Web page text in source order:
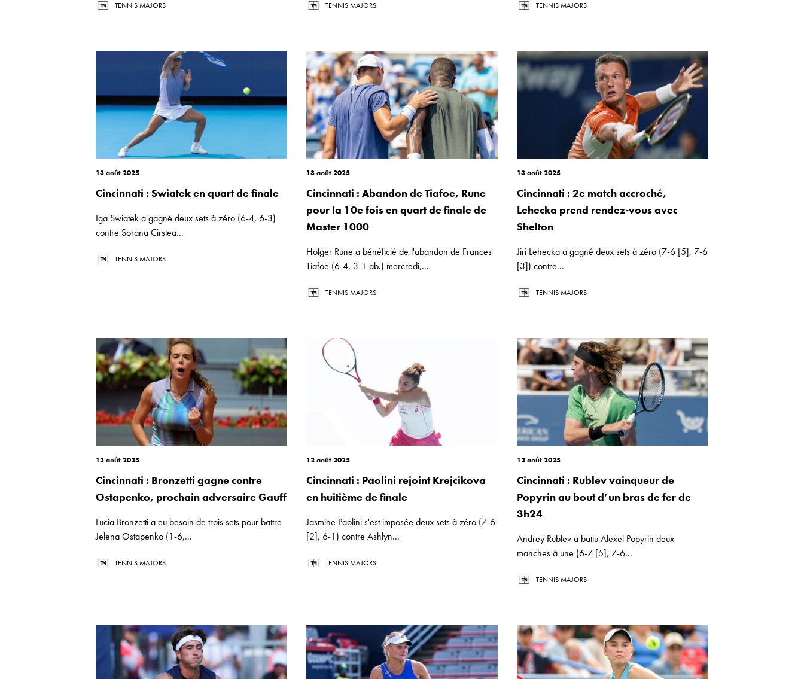
TENNIS MAJORS TENNIS MAJORS TENNIS MAJORS
13 août 2025
Cincinnati : Swiatek en quart de finale
Iga Swiatek a gagné deux sets à zéro (6-4, 6-3)
contre Sorana Cirstea...
TENNIS MAJORS
13 août 2025
Cincinnati : Abandon de Tiafoe, Rune
pour la 10e fois en quart de finale de
Master 1000
Holger Rune a bénéficié de l'abandon de Frances
Tiafoe (6-4, 3-1 ab.) mercredi,...
TENNIS MAJORS
13 août 2025
Cincinnati : 2e match accroché,
Lehecka prend rendez-vous avec
Shelton
Jiri Lehecka a gagné deux sets à zéro (7-6 [5], 7-6
[3]) contre...
TENNIS MAJORS
13 août 2025
Cincinnati : Bronzetti gagne contre
Ostapenko, prochain adversaire Gauff
Lucia Bronzetti a eu besoin de trois sets pour battre
Jelena Ostapenko (1-6,...
TENNIS MAJORS
12 août 2025
Cincinnati : Paolini rejoint Krejcikova
en huitième de finale
Jasmine Paolini s'est imposée deux sets à zéro (7-6
[2], 6-1) contre Ashlyn...
TENNIS MAJORS
12 août 2025
Cincinnati : Rublev vainqueur de
Popyrin au bout d’un bras de fer de
3h24
Andrey Rublev a battu Alexei Popyrin deux
manches à une (6-7 [5], 7-6...
TENNIS MAJORS